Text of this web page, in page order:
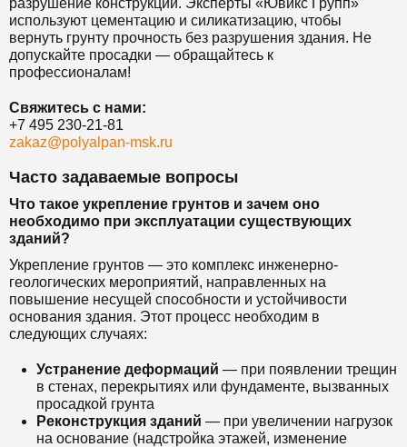
разрушение конструкций. Эксперты «Ювикс Групп»
используют цементацию и силикатизацию, чтобы
вернуть грунту прочность без разрушения здания. Не
допускайте просадки — обращайтесь к
профессионалам!
Свяжитесь с нами:
+7 495 230-21-81
zakaz@polyalpan-msk.ru
Часто задаваемые вопросы
Что такое укрепление грунтов и зачем оно
необходимо при эксплуатации существующих
зданий?
Укрепление грунтов — это комплекс инженерно-
геологических мероприятий, направленных на
повышение несущей способности и устойчивости
основания здания. Этот процесс необходим в
следующих случаях:
Устранение деформаций — при появлении трещин
в стенах, перекрытиях или фундаменте, вызванных
просадкой грунта
Реконструкция зданий — при увеличении нагрузок
на основание (надстройка этажей, изменение